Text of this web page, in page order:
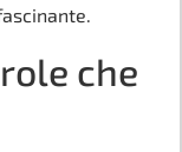
che